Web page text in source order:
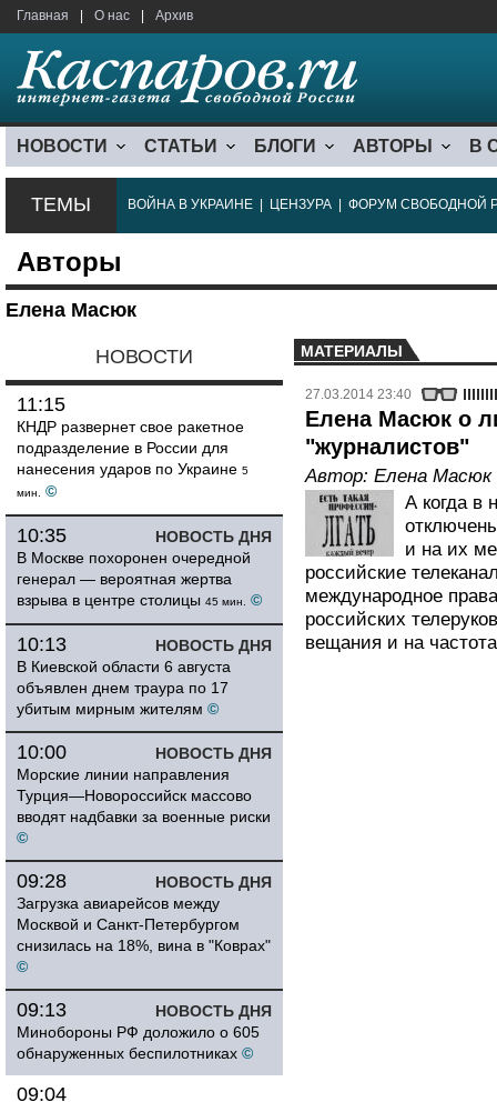
Главная О нас Архив
НОВОСТИ СТАТЬИ БЛОГИ АВТОРЫ В
ТЕМЫ ВОЙНА В УКРАИНЕ ЦЕНЗУРА ФОРУМ СВОБОДНОЙ
Авторы
Елена Масюк
НОВОСТИ
11:15
КНДР развернет свое ракетное
подразделение в России для
нанесения ударов по Украине 5
мин.
©
НОВОСТЬ ДНЯ
10:35
В Москве похоронен очередной
генерал — вероятная жертва
взрыва в центре столицы 45 мин. ©
НОВОСТЬ ДНЯ
10:13
В Киевской области 6 августа
объявлен днем траура по 17
убитым мирным жителям ©
НОВОСТЬ ДНЯ
10:00
Морские линии направления
Турция—Новороссийск массово
вводят надбавки за военные риски
©
НОВОСТЬ ДНЯ
09:28
Загрузка авиарейсов между
Москвой и Санкт-Петербургом
снизилась на 18%, вина в "Коврах"
©
НОВОСТЬ ДНЯ
09:13
Минобороны РФ доложило о 605
обнаруженных беспилотниках ©
09:04
МАТЕРИАЛЫ
27.03.2014 23:40
Елена Масюк о
"журналистов"
Автор: Елена Масюк
А когда в
и на их
российские
международное
российских
вещания и на